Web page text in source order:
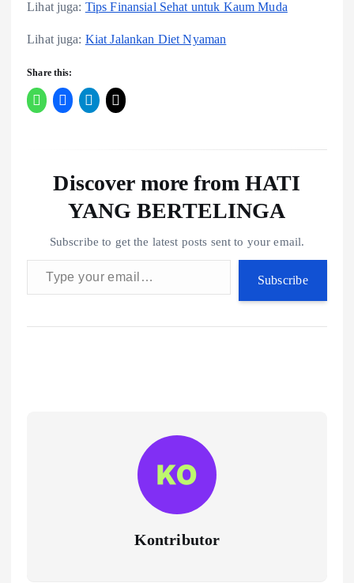
Lihat juga: Tips Finansial Sehat untuk Kaum Muda
Lihat juga: Kiat Jalankan Diet Nyaman
Share this:
Discover more from HATI
YANG BERTELINGA
Subscribe to get the latest posts sent to your email.
Type your email…
Subscribe
Kontributor